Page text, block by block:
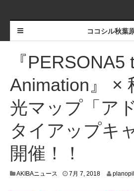
ココシル秋葉
『PERSONA5
Animation』 ×
光マップ「ア
タイアップキ
開催！！
AKIBAニュース 7月 7, 20187